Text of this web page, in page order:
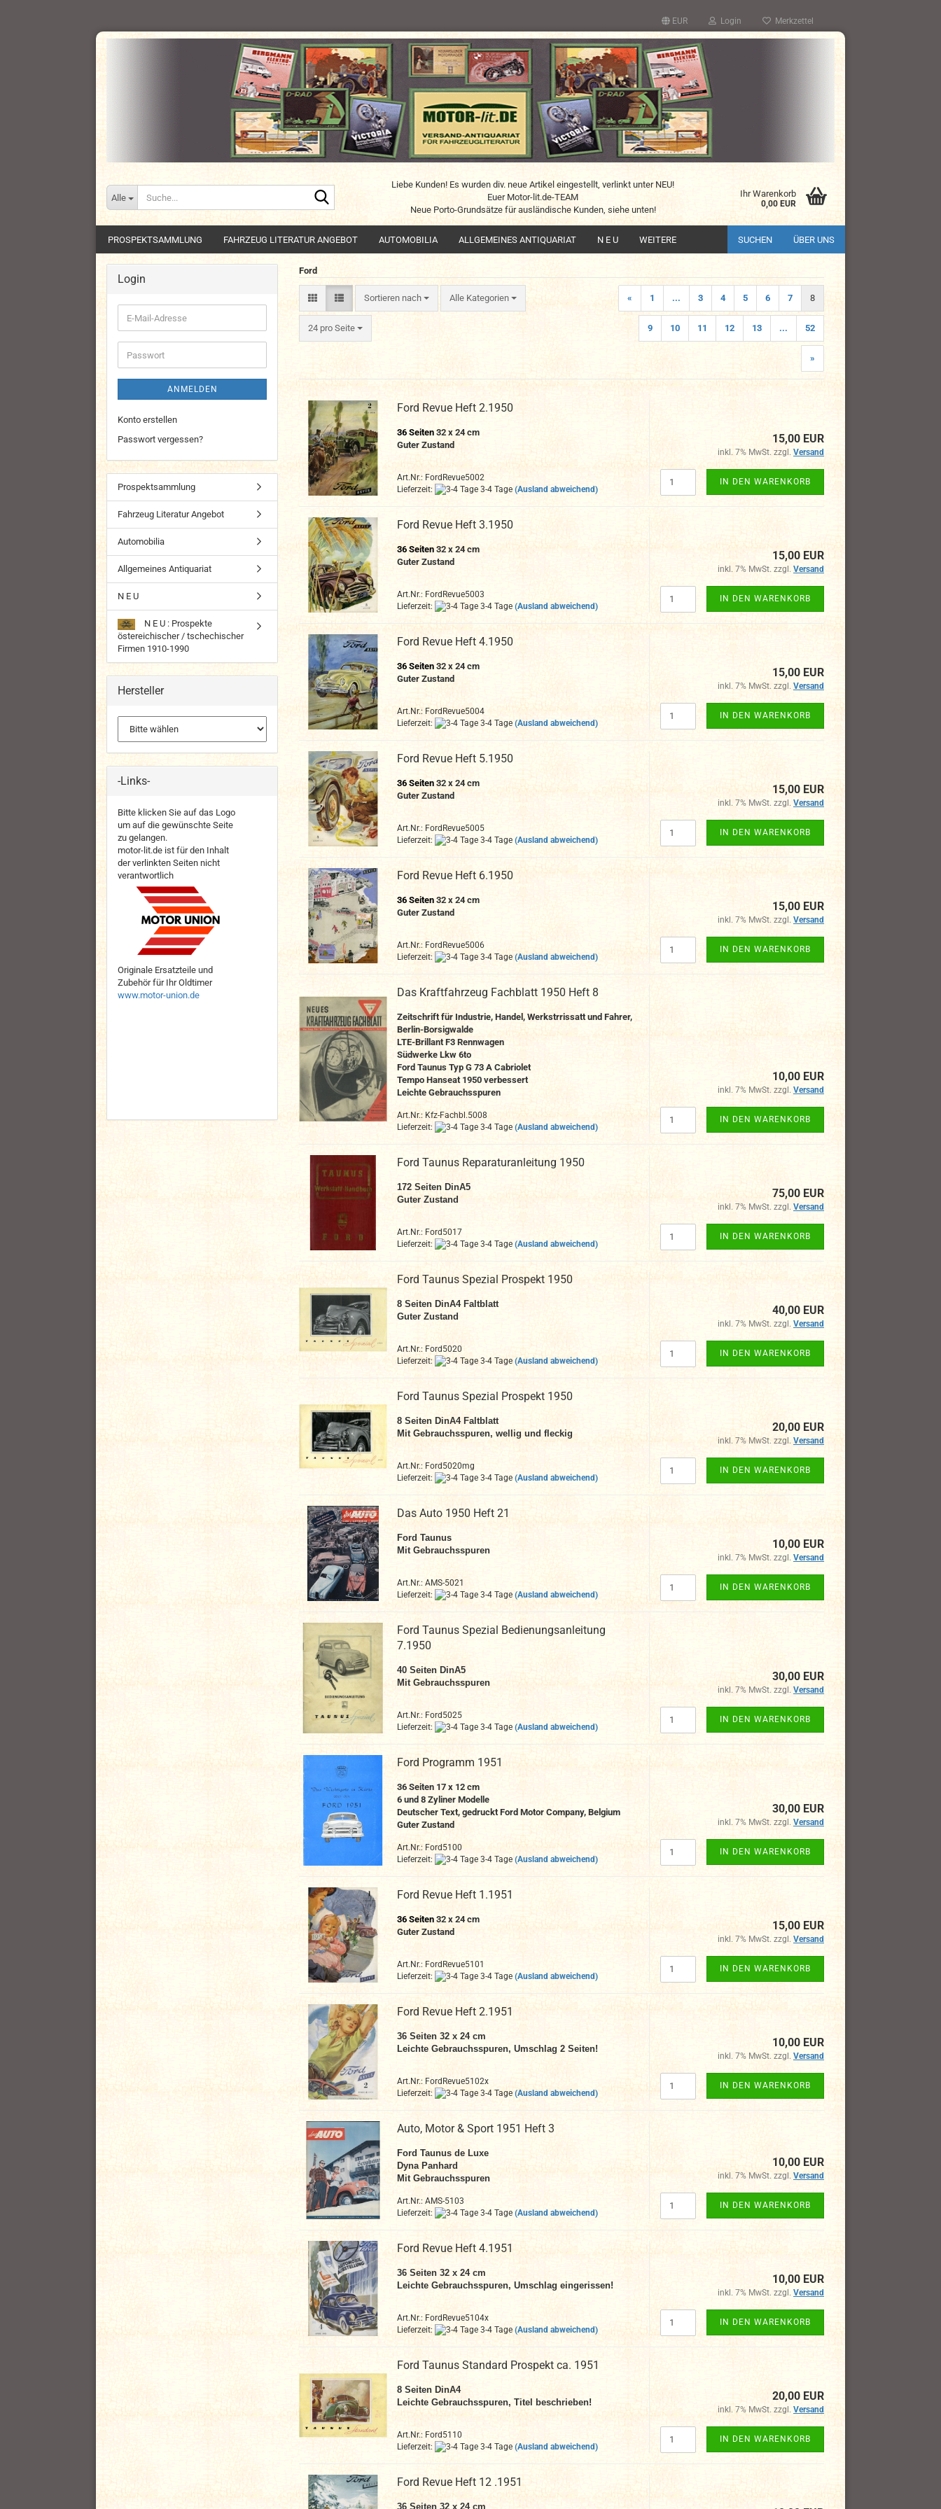
EUR Login Merkzettel
Alle
Liebe Kunden! Es wurden div. neue Artikel eingestellt, verlinkt unter NEU!
Euer Motor-lit.de-TEAM
Neue Porto-Grundsätze für ausländische Kunden, siehe unten!
Ihr Warenkorb
0,00 EUR
PROSPEKTSAMMLUNG FAHRZEUG LITERATUR ANGEBOT AUTOMOBILIA ALLGEMEINES ANTIQUARIAT N E U SUCHEN ÜBER UNS
WEITERE
Ford
Sortieren nach
Sortieren nach Alle Kategorien
24 pro Seite
pro Seite
« 1 ... 3 4 5 6 7 8
9 10 11 12 13 ... 52
»
Ford Revue Heft 2.1950
36 Seiten 32 x 24 cm
Guter Zustand
Art.Nr.: FordRevue5002
Lieferzeit:
3-4 Tage (Ausland abweichend)
15,00 EUR
inkl. 7% MwSt. zzgl. Versand
IN DEN WARENKORB
Ford Revue Heft 3.1950
36 Seiten32 x 24 cm
Guter Zustand
Art.Nr.: FordRevue5003
Lieferzeit:
3-4 Tage (Ausland abweichend)
15,00 EUR
inkl. 7% MwSt. zzgl. Versand
IN DEN WARENKORB
Ford Revue Heft 4.1950
36 Seiten 32 x 24 cm
Guter Zustand
Art.Nr.: FordRevue5004
Lieferzeit:
3-4 Tage (Ausland abweichend)
15,00 EUR
inkl. 7% MwSt. zzgl. Versand
IN DEN WARENKORB
Ford Revue Heft 5.1950
36 Seiten 32 x 24 cm
Guter Zustand
Art.Nr.: FordRevue5005
Lieferzeit:
3-4 Tage (Ausland abweichend)
15,00 EUR
inkl. 7% MwSt. zzgl. Versand
IN DEN WARENKORB
Ford Revue Heft 6.1950
36 Seiten 32 x 24 cm
Guter Zustand
Art.Nr.: FordRevue5006
Lieferzeit:
3-4 Tage (Ausland abweichend)
15,00 EUR
inkl. 7% MwSt. zzgl. Versand
IN DEN WARENKORB
Das Kraftfahrzeug Fachblatt 1950 Heft 8
Zeitschrift für Industrie, Handel, Werkstrrissatt und Fahrer,
Berlin-Borsigwalde
LTE-Brillant F3 Rennwagen
Südwerke Lkw 6to
Ford Taunus Typ G 73 A Cabriolet
Tempo Hanseat 1950 verbessert
Leichte Gebrauchsspuren
Art.Nr.: Kfz-Fachbl.5008
Lieferzeit:
3-4 Tage (Ausland abweichend)
10,00 EUR
inkl. 7% MwSt. zzgl. Versand
IN DEN WARENKORB
Ford Taunus Reparaturanleitung 1950
172 Seiten DinA5
Guter Zustand
Art.Nr.: Ford5017
Lieferzeit:
3-4 Tage (Ausland abweichend)
75,00 EUR
inkl. 7% MwSt. zzgl. Versand
IN DEN WARENKORB
Ford Taunus Spezial Prospekt 1950
8 Seiten DinA4 Faltblatt
Guter Zustand
Art.Nr.: Ford5020
Lieferzeit:
3-4 Tage (Ausland abweichend)
40,00 EUR
inkl. 7% MwSt. zzgl. Versand
IN DEN WARENKORB
Ford Taunus Spezial Prospekt 1950
8 Seiten DinA4 Faltblatt
Mit Gebrauchsspuren, wellig und fleckig
Art.Nr.: Ford5020mg
Lieferzeit:
3-4 Tage (Ausland abweichend)
20,00 EUR
inkl. 7% MwSt. zzgl. Versand
IN DEN WARENKORB
Das Auto 1950 Heft 21
Ford Taunus
Mit Gebrauchsspuren
Art.Nr.: AMS-5021
Lieferzeit:
3-4 Tage (Ausland abweichend)
10,00 EUR
inkl. 7% MwSt. zzgl. Versand
IN DEN WARENKORB
Ford Taunus Spezial Bedienungsanleitung
7.1950
40 Seiten DinA5
Mit Gebrauchsspuren
Art.Nr.: Ford5025
Lieferzeit:
3-4 Tage (Ausland abweichend)
30,00 EUR
inkl. 7% MwSt. zzgl. Versand
IN DEN WARENKORB
Ford Programm 1951
36 Seiten 17 x 12 cm
6 und 8 Zyliner Modelle
Deutscher Text, gedruckt Ford Motor Company, Belgium
Guter Zustand
Art.Nr.: Ford5100
Lieferzeit:
3-4 Tage (Ausland abweichend)
30,00 EUR
inkl. 7% MwSt. zzgl. Versand
IN DEN WARENKORB
Ford Revue Heft 1.1951
36 Seiten 32 x 24 cm
Guter Zustand
Art.Nr.: FordRevue5101
Lieferzeit:
3-4 Tage (Ausland abweichend)
15,00 EUR
inkl. 7% MwSt. zzgl. Versand
IN DEN WARENKORB
Ford Revue Heft 2.1951
36 Seiten 32 x 24 cm
Leichte Gebrauchsspuren, Umschlag 2 Seiten!
Art.Nr.: FordRevue5102x
Lieferzeit:
3-4 Tage (Ausland abweichend)
10,00 EUR
inkl. 7% MwSt. zzgl. Versand
IN DEN WARENKORB
Auto, Motor & Sport 1951 Heft 3
Ford Taunus de Luxe
Dyna Panhard
Mit Gebrauchsspuren
Art.Nr.: AMS-5103
Lieferzeit:
3-4 Tage (Ausland abweichend)
10,00 EUR
inkl. 7% MwSt. zzgl. Versand
IN DEN WARENKORB
Ford Revue Heft 4.1951
36 Seiten 32 x 24 cm
Leichte Gebrauchsspuren, Umschlag eingerissen!
Art.Nr.: FordRevue5104x
Lieferzeit:
3-4 Tage (Ausland abweichend)
10,00 EUR
inkl. 7% MwSt. zzgl. Versand
IN DEN WARENKORB
Ford Taunus Standard Prospekt ca. 1951
8 Seiten DinA4
Leichte Gebrauchsspuren, Titel beschrieben!
Art.Nr.: Ford5110
Lieferzeit:
3-4 Tage (Ausland abweichend)
20,00 EUR
inkl. 7% MwSt. zzgl. Versand
IN DEN WARENKORB
Ford Revue Heft 12 .1951
36 Seiten 32 x 24 cm
Login
E-
Mail-
Adresse
Passwort
ANMELDEN
Konto erstellen
Passwort vergessen?
Prospektsammlung
Fahrzeug Literatur Angebot
Automobilia
Allgemeines Antiquariat
N E U
N E U : Prospekte
östereichischer / tschechischer
Firmen 1910-1990
Hersteller
-Links-
Bitte klicken Sie auf das Logo
um auf die gewünschte Seite
zu gelangen.
motor-lit.de ist für den Inhalt
der verlinkten Seiten nicht
verantwortlich
Originale Ersatzteile und
Zubehör für Ihr Oldtimer
www.motor-union.de